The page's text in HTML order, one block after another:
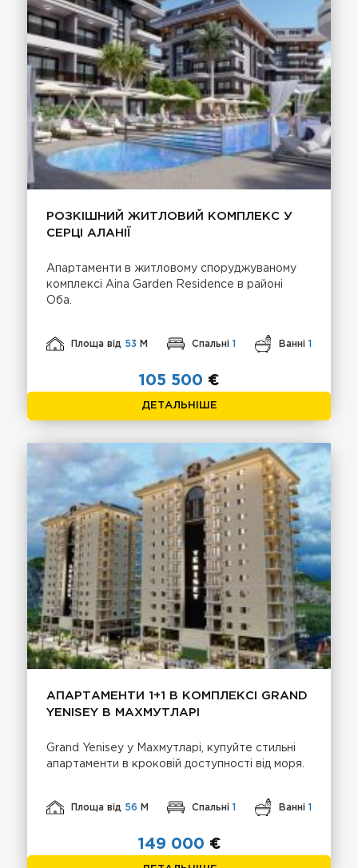
РОЗКІШНИЙ ЖИТЛОВИЙ КОМПЛЕКС У
СЕРЦІ АЛАНІЇ
Апартаменти в житловому споруджуваному
комплексі Aina Garden Residence в районі
Оба.
Площа від 53 М Спальні 1 Ванні 1
105 500 €
ДЕТАЛЬНІШЕ
АПАРТАМЕНТИ 1+1 В КОМПЛЕКСІ GRAND
YENISEY В МАХМУТЛАРІ
Grand Yenisey у Махмутларі, купуйте стильні
апартаменти в кроковій доступності від моря.
Площа від 56 М Спальні 1 Ванні 1
149 000 €